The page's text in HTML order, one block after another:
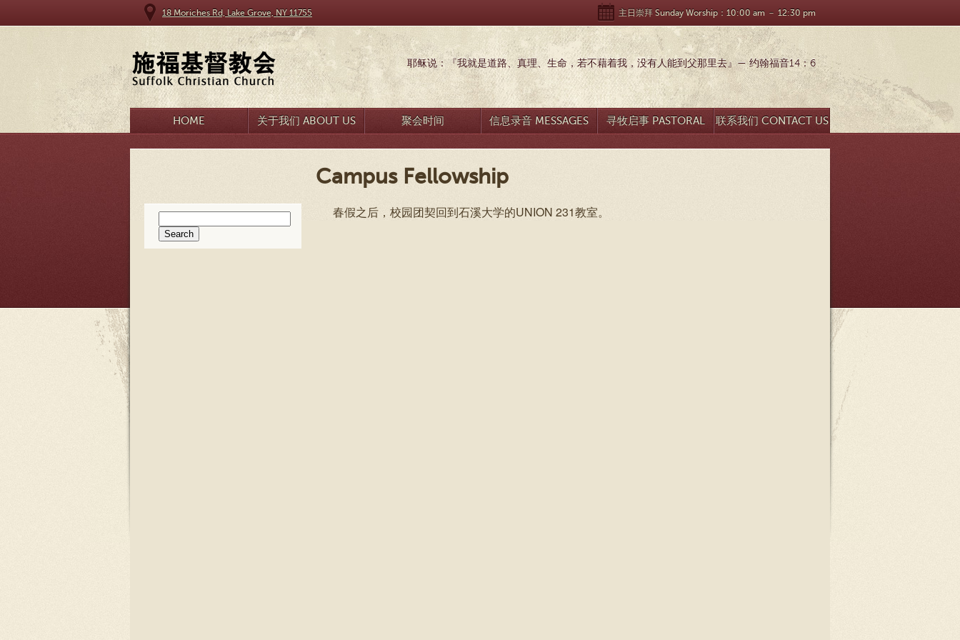
18 Moriches Rd, Lake Grove, NY 11755 主日崇拜 Sunday Worship：10:00 am － 12:30 pm
耶稣说：『我就是道路、真理、生命，若不藉着我，没有人能到父那里去』— 约翰福音14：6
HOME 关于我们 ABOUT US 聚会时间 信息录音 MESSAGES
寻牧启事 PASTORAL
SEARCH
联系我们 CONTACT US
Campus Fellowship
for:
春假之后，校园团契回到石溪大学的UNION 231教室。